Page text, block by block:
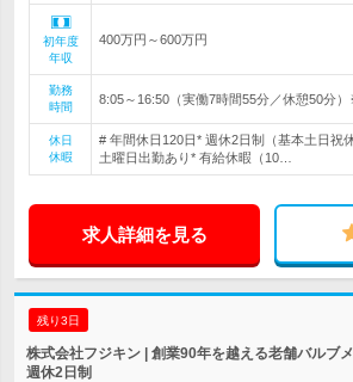
初年度
年収
400万円～600万円
勤務
時間
8:05～16:50（実働7時間55分／休憩50分
休日
休暇
# 年間休日120日* 週休2日制（基本土日祝
土曜日出勤あり* 有給休暇（10…
求人詳細を見る
残り3日
株式会社フジキン | 創業90年を越える老舗バル
週休2日制